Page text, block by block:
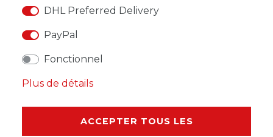
FABRICANT
Les feuilles LEUCHTTURM (format 270 x 297 mm /
papier stable, sans bois ni acide (170 g/m 2 ). Nous
renonçons volontairement à une impression en
DHL Preferred Delivery
PayPal
Fonctionnel
Plus de détails
ACCEPTER TOUS LES